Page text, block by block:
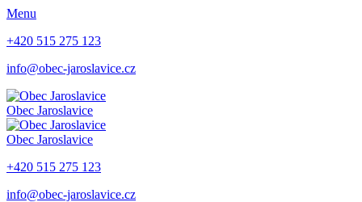
Menu
+420 515 275 123
info@obec-jaroslavice.cz
Obec Jaroslavice
Obec Jaroslavice
+420 515 275 123
info@obec-jaroslavice.cz